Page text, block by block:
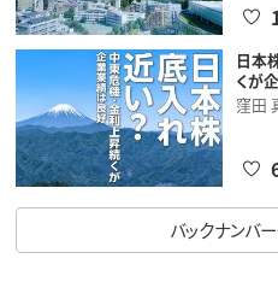
日本
くが
窪田
バックナンバ